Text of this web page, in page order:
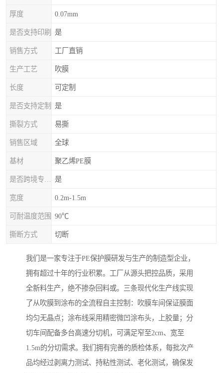
厚度 0.07mm
是否支持印刷 是
销售方式 工厂直销
生产工艺 吹膜
长度 可定制
是否支持定制 是
撕裂方式 易撕
销售区域 全球
基材 聚乙烯PE膜
是
宽度 0.2m-1.5m
可耐温度范围 90℃
撕断方式 切断
我们是一家专注于PE保护膜研发与生产的制造型企业，
拥有超过十年的行业积累。工厂从源头把控品质，采用
全新料生产，绝不掺杂回料或。三条现代化生产线实现
了从吹膜到涂布的全流程自主控制：吹膜车间保证膜面
均匀无晶点；涂布线采用精密微凹涂布头，上胶量；分
切车间配备多台高速分切机，可满足窄至2cm、宽至
1.5m的分切需求。我们拥有完善的质检体系，每批次产
品均经过剥离力测试、持粘性测试、老化测试，确保发